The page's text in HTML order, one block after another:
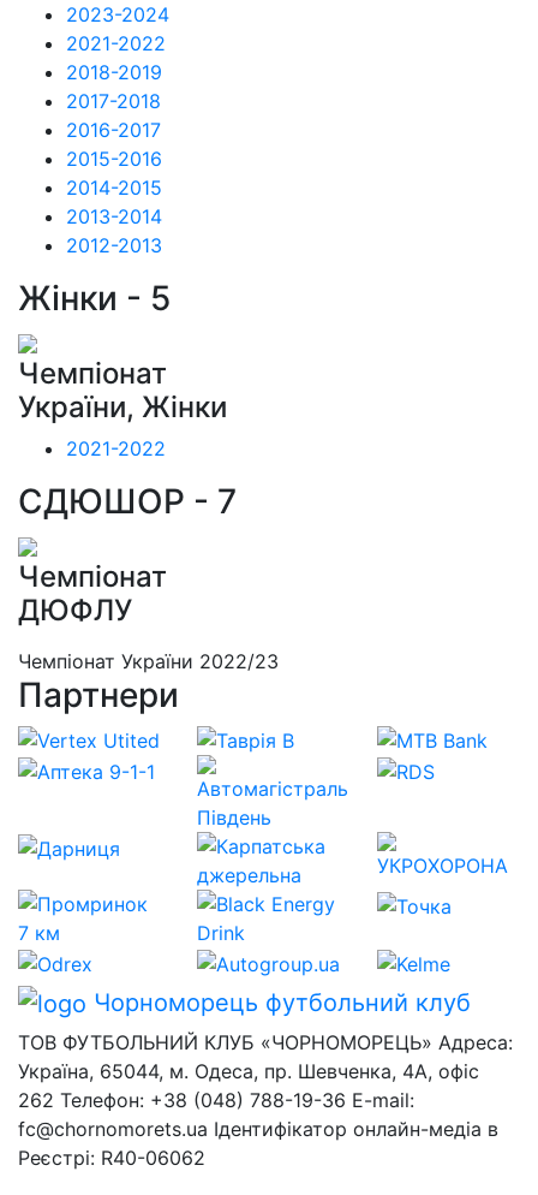
2023-2024
2021-2022
2018-2019
2017-2018
2016-2017
2015-2016
2014-2015
2013-2014
2012-2013
Жінки - 5
Чемпіонат
України, Жінки
2021-2022
СДЮШОР - 7
Чемпіонат
ДЮФЛУ
Чемпіонат України 2022/23
Партнери
Чорноморець футбольний клуб
ТОВ ФУТБОЛЬНИЙ КЛУБ «ЧОРНОМОРЕЦЬ» Адреса:
Україна, 65044, м. Одеса, пр. Шевченка, 4А, офіс
262 Телефон: +38 (048) 788-19-36 E-mail:
fc@chornomorets.ua Ідентифікатор онлайн-медіа в
Реєстрі: R40-06062